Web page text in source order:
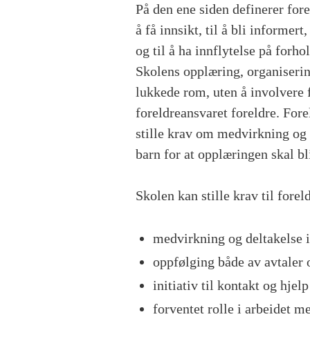
På den ene siden definerer
å få innsikt, til å bli
og til å ha innflytelse på
Skolens opplæring,
lukkede rom, uten å involvere
foreldreansvaret foreldre.
stille krav om medvirkning og
barn for at opplæringen skal
Skolen kan stille krav til
medvirkning og deltakelse
oppfølging både av
initiativ til kontakt og
forventet rolle i arbeidet